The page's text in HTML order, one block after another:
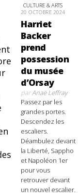
CULTURE & ARTS
20 OCTOBRE 2024
Harriet
Backer
prend
possession
du musée
d’Orsay
parAnaë Leffray
Passez par les
grandes portes.
Descendez les
escaliers.
Déambulez devant
la Liberté, Sappho
et Napoléon 1er
pour vous
retrouver devant
un nouvel escalier.